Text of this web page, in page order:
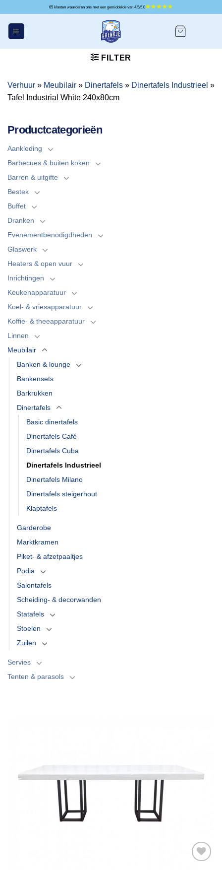
inhoud
65 klanten waarderen ons met een gemiddelde van 4.5/5.0
FILTER
Verhuur » Meubilair » Dinertafels » Dinertafels Industrieel »
Tafel Industrial White 240x80cm
Productcategorieën
Aankleding
Barbecues & buiten koken
Barren & uitgifte
Bestek
Buffet
Dranken
Evenementbenodigdheden
Glaswerk
Heaters & open vuur
Inrichtingen
Keukenapparatuur
Koel- & vriesapparatuur
Koffie- & theeapparatuur
Linnen
Meubilair
Banken & lounge
Bankensets
Barkrukken
Dinertafels
Basic dinertafels
Dinertafels Café
Dinertafels Cuba
Dinertafels Industrieel
Dinertafels Milano
Dinertafels steigerhout
Klaptafels
Garderobe
Marktkramen
Piket- & afzetpaaltjes
Podia
Salontafels
Scheiding- & decorwanden
Statafels
Stoelen
Zuilen
Servies
Tenten & parasols